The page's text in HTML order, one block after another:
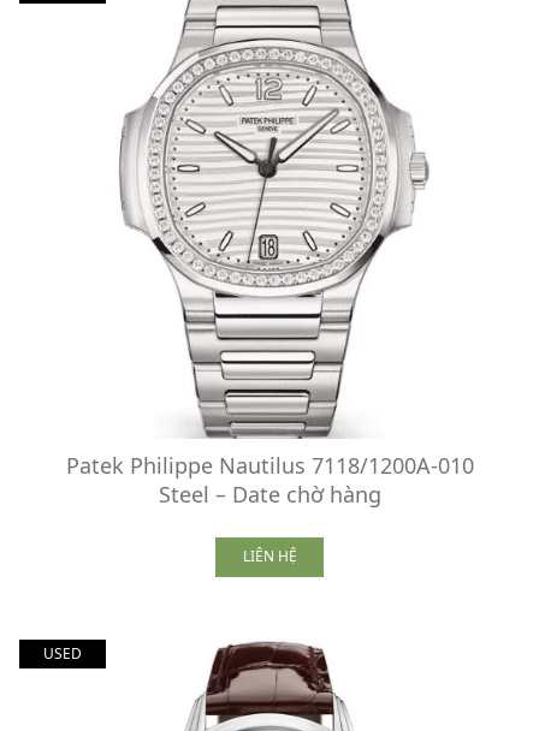
Patek Philippe Nautilus 7118/1200A-010
Steel – Date chờ hàng
LIÊN HỆ
USED